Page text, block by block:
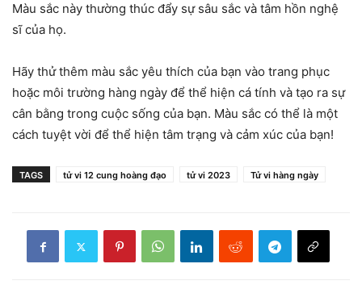
Màu sắc này thường thúc đẩy sự sâu sắc và tâm hồn nghệ
sĩ của họ.
Hãy thử thêm màu sắc yêu thích của bạn vào trang phục
hoặc môi trường hàng ngày để thể hiện cá tính và tạo ra sự
cân bằng trong cuộc sống của bạn. Màu sắc có thể là một
cách tuyệt vời để thể hiện tâm trạng và cảm xúc của bạn!
TAGS tử vi 12 cung hoàng đạo tử vi 2023 Tử vi hàng ngày